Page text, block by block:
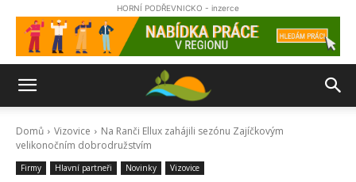
HORNÍ PODŘEVNICKO - inzerce
Domů Vizovice
Na Ranči Ellux zahájili sezónu Zajíčkovým
velikonočním dobrodružstvím
Firmy Hlavní partneři Novinky Vizovice